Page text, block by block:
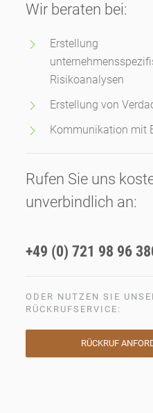
Wir beraten bei:
Erstellung
Risikoanalysen
Erstellung von
Kommunikation mit
Rufen Sie uns
unverbindlich an:
+49 (0) 721 98 96
ODER NUTZEN SIE
RÜCKRUFSERVICE:
RÜCKRUF